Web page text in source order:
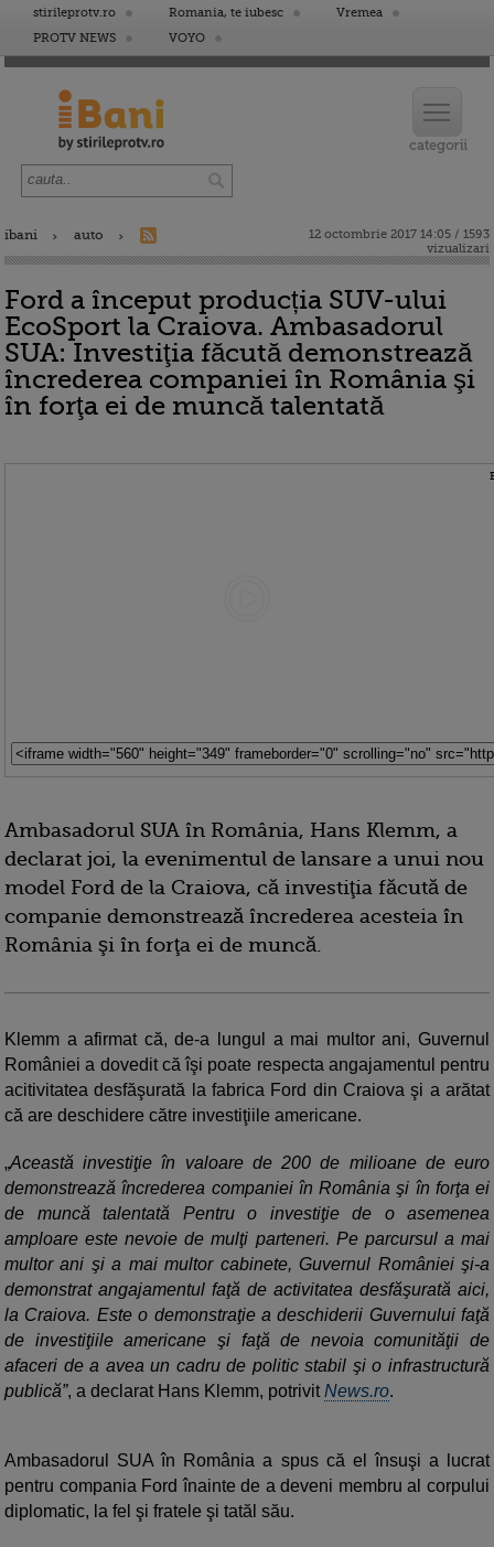
stirileprotv.ro Romania, te iubesc
Vremea
PROTV NEWS
VOYO
ibani auto
12 octombrie 2017 14:05 / 1593
vizualizari
Ford a început producția SUV-ului
EcoSport la Craiova. Ambasadorul
SUA: Investiţia făcută demonstrează
încrederea companiei în România şi
în forţa ei de muncă talentată
Ambasadorul SUA în România, Hans Klemm, a
declarat joi, la evenimentul de lansare a unui nou
model Ford de la Craiova, că investiţia făcută de
companie demonstrează încrederea acesteia în
România şi în forţa ei de muncă.
Klemm a afirmat că, de-a lungul a mai multor ani, Guvernul
României a dovedit că îşi poate respecta angajamentul pentru
acitivitatea desfăşurată la fabrica Ford din Craiova şi a arătat
că are deschidere către investiţiile americane.
Această investiţie în valoare de 200 de milioane de euro
demonstrează încrederea companiei în România şi în forţa ei
de muncă talentată Pentru o investiţie de o asemenea
amploare este nevoie de mulţi parteneri. Pe parcursul a mai
multor ani şi a mai multor cabinete, Guvernul României şi-a
demonstrat angajamentul faţă de activitatea desfăşurată aici,
la Craiova. Este o demonstraţie a deschiderii Guvernului faţă
de investiţiile americane şi faţă de nevoia comunităţii de
afaceri de a avea un cadru de politic stabil şi o infrastructură
publică”, a declarat Hans Klemm, potrivitNews.ro.
Ambasadorul SUA în România a spus că el însuşi a lucrat
pentru compania Ford înainte de a deveni membru al corpului
diplomatic, la fel şi fratele şi tatăl său.